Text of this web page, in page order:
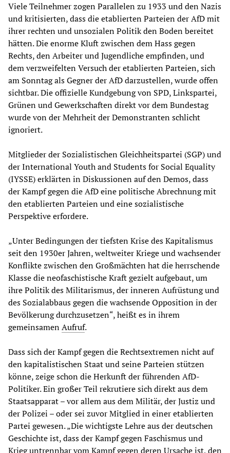
Viele Teilnehmer zogen Parallelen zu 1933 und den Nazis
und kritisierten, dass die etablierten Parteien der AfD mit
ihrer rechten und unsozialen Politik den Boden bereitet
hätten. Die enorme Kluft zwischen dem Hass gegen
Rechts, den Arbeiter und Jugendliche empfinden, und
dem verzweifelten Versuch der etablierten Parteien, sich
am Sonntag als Gegner der AfD darzustellen, wurde offen
sichtbar. Die offizielle Kundgebung von SPD, Linkspartei,
Grünen und Gewerkschaften direkt vor dem Bundestag
wurde von der Mehrheit der Demonstranten schlicht
ignoriert.
Mitglieder der Sozialistischen Gleichheitspartei (SGP) und
der International Youth and Students for Social Equality
(IYSSE) erklärten in Diskussionen auf den Demos, dass
der Kampf gegen die AfD eine politische Abrechnung mit
den etablierten Parteien und eine sozialistische
Perspektive erfordere.
„Unter Bedingungen der tiefsten Krise des Kapitalismus
seit den 1930er Jahren, weltweiter Kriege und wachsender
Konflikte zwischen den Großmächten hat die herrschende
Klasse die neofaschistische Kraft gezielt aufgebaut, um
ihre Politik des Militarismus, der inneren Aufrüstung und
des Sozialabbaus gegen die wachsende Opposition in der
Bevölkerung durchzusetzen“, heißt es in ihrem
gemeinsamenAufruf.
Dass sich der Kampf gegen die Rechtsextremen nicht auf
den kapitalistischen Staat und seine Parteien stützen
könne, zeige schon die Herkunft der führenden AfD-
Politiker. Ein großer Teil rekrutiere sich direkt aus dem
Staatsapparat – vor allem aus dem Militär, der Justiz und
der Polizei – oder sei zuvor Mitglied in einer etablierten
Partei gewesen. „Die wichtigste Lehre aus der deutschen
Geschichte ist, dass der Kampf gegen Faschismus und
Krieg untrennbar vom Kampf gegen deren Ursache ist, den